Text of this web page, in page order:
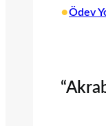
•Ödev